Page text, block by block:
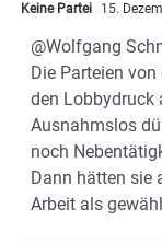
Keine Partei 15.
@Wolfgang
Die Parteien
den Lobbydruck
Ausnahmslos
noch
Dann hätten sie
Arbeit als